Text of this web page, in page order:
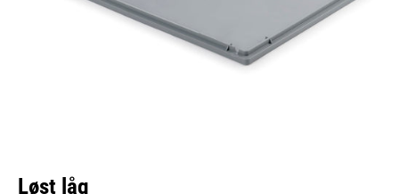
Løst låg